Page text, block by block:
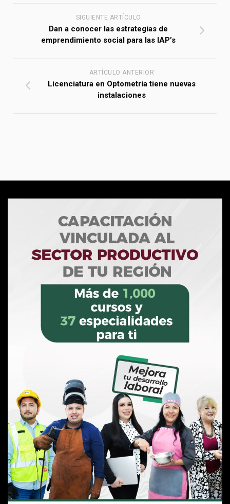
SIGUIENTE ARTÍCULO
Dan a conocer las estrategias de
emprendimiento social para las IAP’s
ARTÍCULO ANTERIOR
Licenciatura en Optometría tiene nuevas
instalaciones